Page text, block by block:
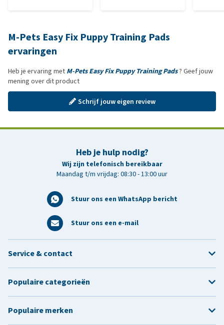
M-Pets Easy Fix Puppy Training Pads
ervaringen
Heb je ervaring met M-Pets Easy Fix Puppy Training Pads? Geef jouw
mening over dit product
Schrijf jouw eigen review
Heb je hulp nodig?
Wij zijn telefonisch bereikbaar
Maandag t/m vrijdag: 08:30 - 13:00 uur
Stuur ons een WhatsApp bericht
Stuur ons een e-mail
Service & contact
Populaire categorieën
Populaire merken